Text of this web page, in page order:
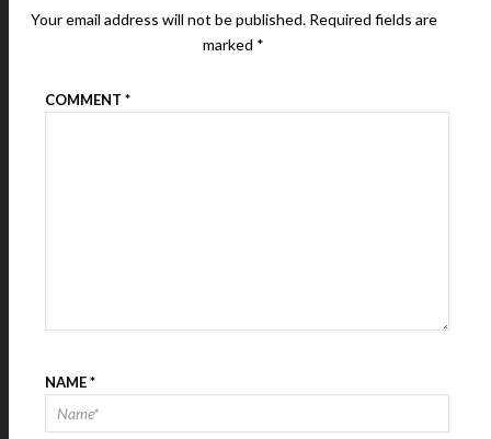
Your email address will not be published. Required fields are
marked *
COMMENT *
NAME*